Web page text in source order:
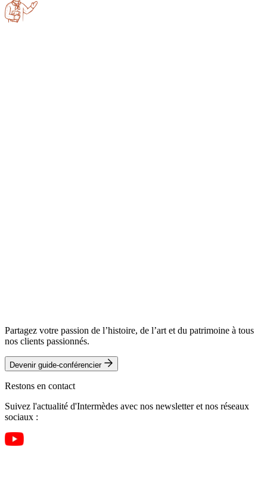
Partagez votre passion de l’histoire, de l’art et du patrimoine à tous
nos clients passionnés.
Devenir guide-conférencier
Restons en contact
Suivez l'actualité d'Intermèdes avec nos newsletter et nos réseaux
sociaux :